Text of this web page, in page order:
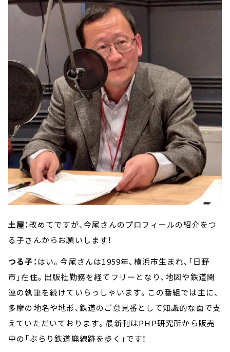
土屋：改めてですが、今尾さんのプロフィールの紹介をつ
る子さんからお願いします！
つる子： はい。今尾さんは1959年、横浜市生まれ、「日野
市」在住。出版社勤務を経てフリーとなり、地図や鉄道関
連の執筆を続けていらっしゃいます。この番組では主に、
多摩の地名や地形、鉄道のご意見番として知識的な面で支
えていただいております。最新刊はPHP研究所から販売
中の「ぶらり鉄道廃線跡を歩く」です！